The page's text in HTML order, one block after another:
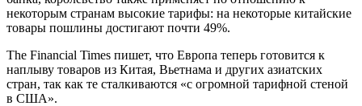
некоторым странам высокие тарифы: на некоторые китайские
товары пошлины достигают почти 49%.
The Financial Times пишет, что Европа теперь готовится к
наплыву товаров из Китая, Вьетнама и других азиатских
стран, так как те сталкиваются «с огромной тарифной стеной
в США».